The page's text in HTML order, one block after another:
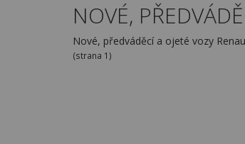
NOVÉ,
Nové, předváděcí a ojeté vozy
(strana 1)